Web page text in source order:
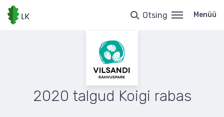
Liigu
edasi
põhisisu
Otsing Menüü
2020 talgud Koigi rabas